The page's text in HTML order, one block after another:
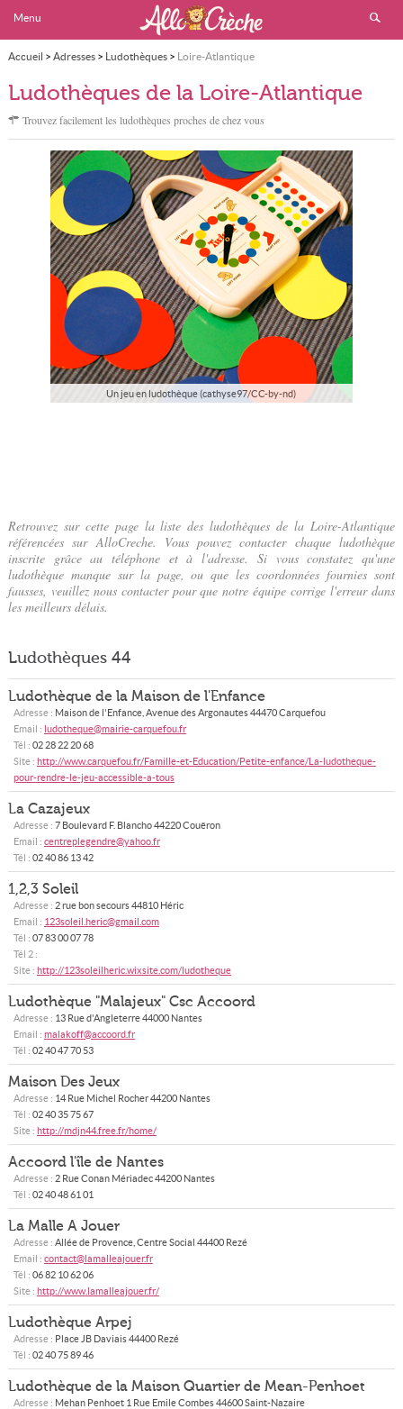
Menu
Accueil > Adresses> Ludothèques> Loire-Atlantique
Ludothèques de la Loire-Atlantique
Trouvez facilement les ludothèques proches de chez vous
Un jeu en ludothèque (cathyse97/CC-by-nd)
Retrouvez sur cette page la liste des ludothèques de la Loire-Atlantique
référencées sur AlloCreche. Vous pouvez contacter chaque ludothèque
inscrite grâce au téléphone et à l'adresse. Si vous constatez qu'une
ludothèque manque sur la page, ou que les coordonnées fournies sont
fausses, veuillez nous contacter pour que notre équipe corrige l'erreur dans
les meilleurs délais.
Ludothèques 44
Ludothèque de la Maison de l'Enfance
Adresse : Maison de l'Enfance, Avenue des Argonautes44470Carquefou
Email : ludotheque@mairie-carquefou.fr
Tél : 02 28 22 20 68
Site : http://www.carquefou.fr/Famille-et-Education/Petite-enfance/La-ludotheque-
pour-rendre-le-jeu-accessible-a-tous
La Cazajeux
Adresse : 7 Boulevard F. Blancho44220Couëron
Email : centreplegendre@yahoo.fr
Tél : 02 40 86 13 42
1,2,3 Soleil
Adresse : 2 rue bon secours44810 Héric
Email : 123soleil.heric@gmail.com
Tél : 07 83 00 07 78
Tél 2 :
Site : http://123soleilheric.wixsite.com/ludotheque
Ludothèque "Malajeux" Csc Accoord
Adresse : 13 Rue d'Angleterre44000 Nantes
Email : malakoff@accoord.fr
Tél : 02 40 47 70 53
Maison Des Jeux
Adresse : 14 Rue Michel Rocher44200 Nantes
Tél : 02 40 35 75 67
Site : http://mdjn44.free.fr/home/
Accoord l'île de Nantes
Adresse : 2 Rue Conan Mériadec44200 Nantes
Tél : 02 40 48 61 01
La Malle A Jouer
Adresse : Allée de Provence, Centre Social 44400 Rezé
Email : contact@lamalleajouer.fr
Tél : 06 82 10 62 06
Site : http://www.lamalleajouer.fr/
Ludothèque Arpej
Adresse : Place JB Daviais44400 Rezé
Tél : 02 40 75 89 46
Ludothèque de la Maison Quartier de Mean-Penhoet
Adresse : Mehan Penhoet 1 Rue Emile Combes44600Saint-Nazaire